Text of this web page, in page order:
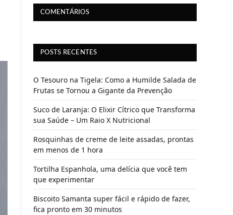
COMENTÁRIOS
POSTS RECENTES
O Tesouro na Tigela: Como a Humilde Salada de
Frutas se Tornou a Gigante da Prevenção
Suco de Laranja: O Elixir Cítrico que Transforma
sua Saúde – Um Raio X Nutricional
Rosquinhas de creme de leite assadas, prontas
em menos de 1 hora
Tortilha Espanhola, uma delícia que você tem
que experimentar
Biscoito Samanta super fácil e rápido de fazer,
fica pronto em 30 minutos